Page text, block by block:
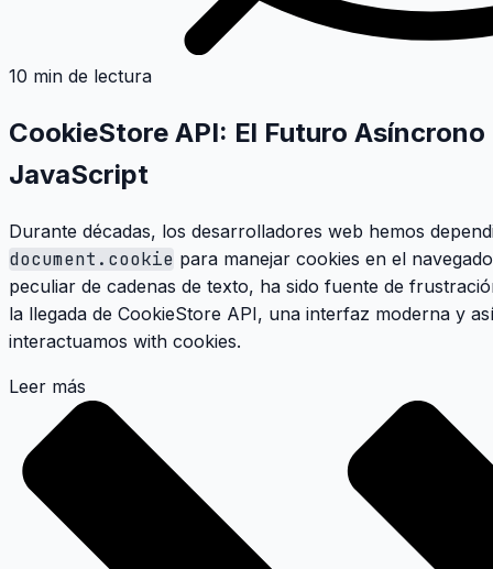
10 min de lectura
CookieStore API: El Futuro
JavaScript
Durante décadas, los desarrolladores web hemos
document.cookie para manejar cookies en el
peculiar de cadenas de texto, ha sido fuente de
la llegada de CookieStore API, una interfaz moderna y
interactuamos with cookies.
Leer más